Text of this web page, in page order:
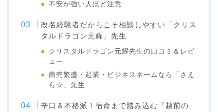
不安が強い人ほど注意
改名経験者だからこそ相談しやすい「クリス
タルドラゴン元耀」先生
クリスタルドラゴン元耀先生の口コミ＆レビ
ュー
商売繁盛・起業・ビジネスネームなら「さえ
ら☆」先生
辛口＆本格派！宿命まで踏み込む「越前の